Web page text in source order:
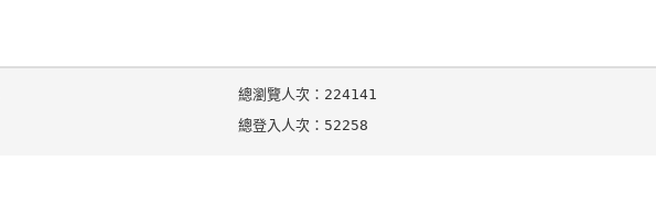
總瀏覽人次：224141
總登入人次：52258